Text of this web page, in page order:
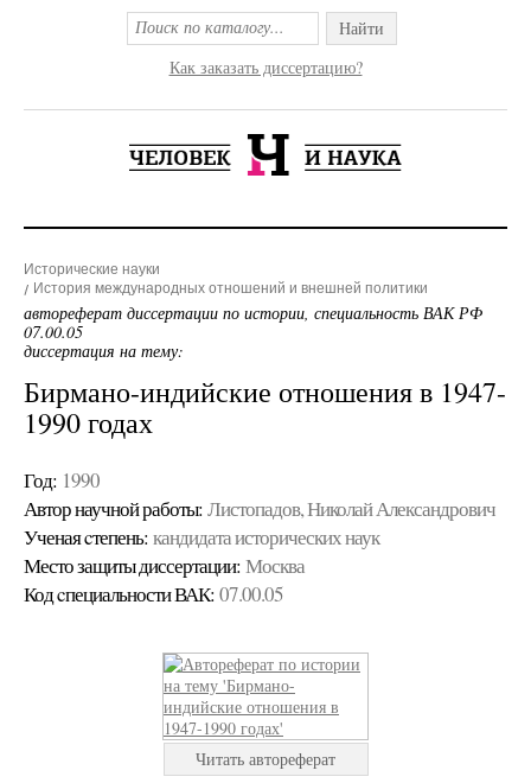
Найти
Как заказать диссертацию?
Исторические науки
История международных отношений и внешней политики
автореферат диссертации по истории, специальность ВАК РФ
07.00.05
диссертация на тему:
Бирмано-индийские отношения в 1947-
1990 годах
Год: 1990
Автор научной работы: Листопадов, Николай Александрович
Ученая cтепень: кандидата исторических наук
Место защиты диссертации: Москва
Код cпециальности ВАК: 07.00.05
Читать автореферат